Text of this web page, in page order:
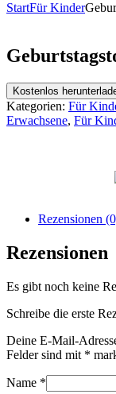
StartFür Kinder
Kostenlos
Kategorien: Für
Erwachsene, Für
Rezensionen
Rezensionen
Es gibt noch keine
Schreibe die erste
Deine E-Mail-
Felder sind mit *
Name *